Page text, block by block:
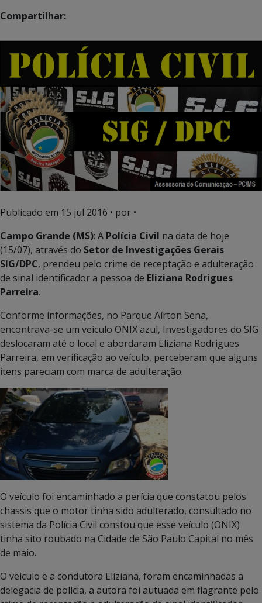
Compartilhar:
Publicado em 15 jul 2016 • por •
Campo Grande (MS): A Polícia Civil na data de hoje
(15/07), através do Setor de Investigações Gerais
SIG/DPC, prendeu pelo crime de receptação e adulteração
de sinal identificador a pessoa de Eliziana Rodrigues
Parreira.
Conforme informações, no Parque Aírton Sena,
encontrava-se um veículo ONIX azul, Investigadores do SIG
deslocaram até o local e abordaram Eliziana Rodrigues
Parreira, em verificação ao veículo, perceberam que alguns
itens pareciam com marca de adulteração.
O veículo foi encaminhado a perícia que constatou pelos
chassis que o motor tinha sido adulterado, consultado no
sistema da Polícia Civil constou que esse veículo (ONIX)
tinha sito roubado na Cidade de São Paulo Capital no mês
de maio.
O veículo e a condutora Eliziana, foram encaminhadas a
delegacia de polícia, a autora foi autuada em flagrante pelo